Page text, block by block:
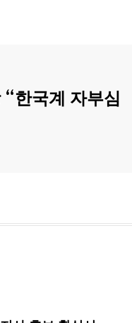
한국계 자부심